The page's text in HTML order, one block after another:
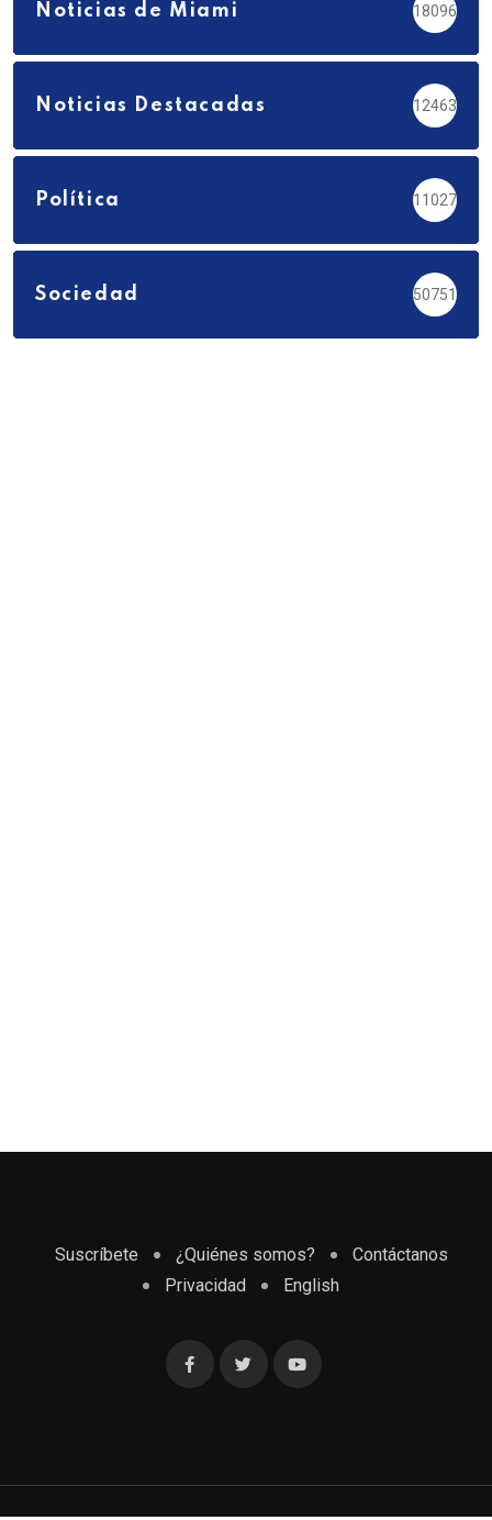
Noticias de Miami 18096
Noticias Destacadas 12463
Política 11027
Sociedad 50751
Suscríbete ¿Quiénes somos?
Contáctanos
Privacidad
English